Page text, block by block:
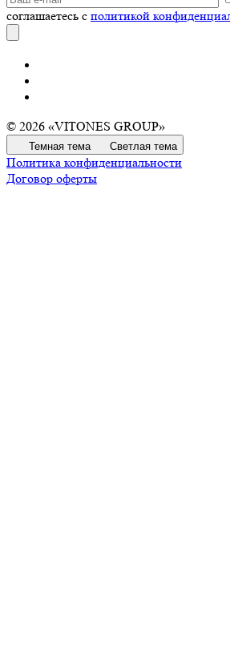
соглашаетесь с политикой
© 2026 «VITONES GROUP»
Темная тема Светлая тема
Политика конфиденциальности
Договор оферты